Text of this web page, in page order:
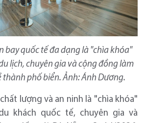
bay quốc tế đa dạng là "chìa khóa"
lịch, chuyên gia và cộng đồng làm
thành phố biển. Ảnh: Ánh Dương.
lượng và an ninh là "chìa khóa"
khách quốc tế, chuyên gia và